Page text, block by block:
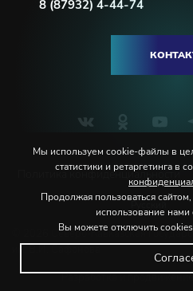
8 (87932) 4-44-74
Политика конфиденциальности
© 2026 Северо-Кавказская
им. В.И. Сафонова
Разработка и
Мы используем cookie-файлы в
статистики и ретаргетинга в
Продолжая пользоваться
использование
Вы можете отключить